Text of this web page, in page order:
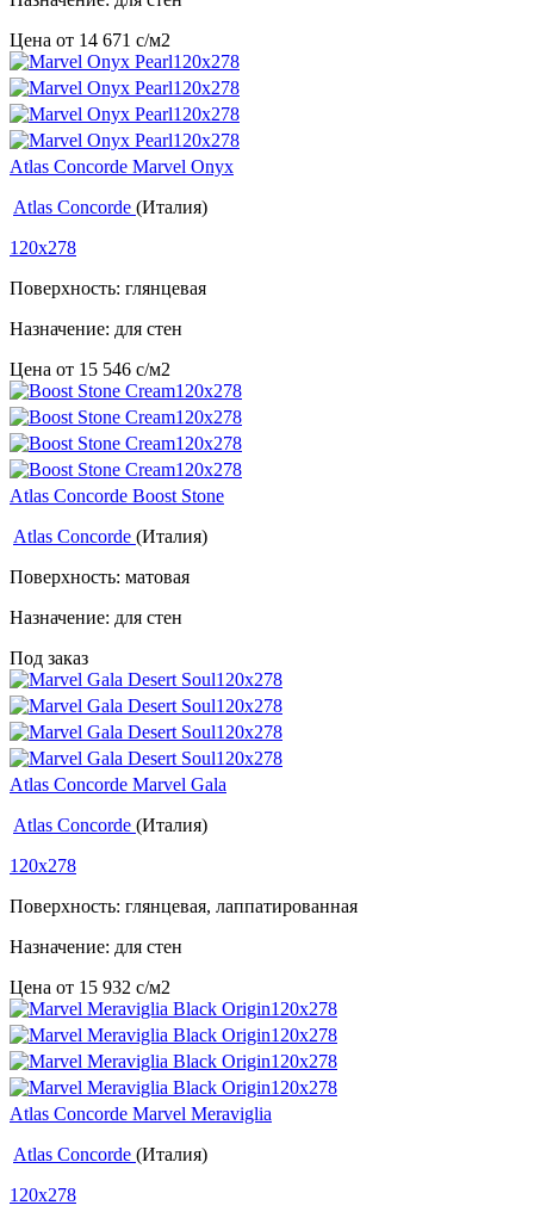
Цена от 14 671 c/м2
Atlas Concorde Marvel Onyx
Atlas Concorde (Италия)
120x278
Поверхность: глянцевая
Назначение: для стен
Цена от 15 546 c/м2
Atlas Concorde Boost Stone
Atlas Concorde (Италия)
Поверхность: матовая
Назначение: для стен
Под заказ
Atlas Concorde Marvel Gala
Atlas Concorde (Италия)
120x278
Поверхность: глянцевая, лаппатированная
Назначение: для стен
Цена от 15 932 c/м2
Atlas Concorde Marvel Meraviglia
Atlas Concorde (Италия)
120x278